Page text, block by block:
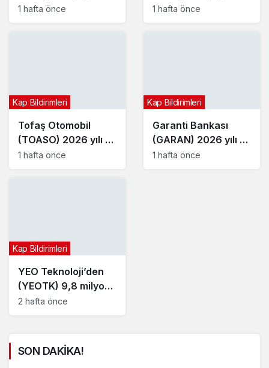
bilançosunu açıkladı
1 hafta önce
bilançosunu açıkladı
1 hafta önce
Tofaş Otomobil
(TOASO) 2026 yılı 2.
çeyrek bilançosunu
Kap Bildirimleri
1 hafta önce
Garanti Bankası
(GARAN) 2026 yılı 2.
çeyrek bilançosunu
Kap Bildirimleri
1 hafta önce
YEO Teknoloji’den
(YEOTK) 9,8 milyon
dolarlık sözleşme
Kap Bildirimleri
2 hafta önce
SON DAKİKA!